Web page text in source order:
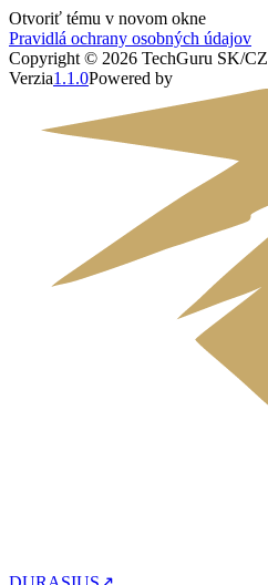
Otvoriť tému v novom okne
Pravidlá ochrany osobných údajov
Copyright © 2026 TechGuru SK/CZ
Verzia1.1.0Powered by